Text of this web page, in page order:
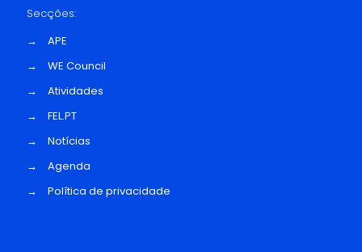
Secções:
→
APE
→
WE Council
→
Atividades
→
FEL.PT
→
Notícias
→
Agenda
→
Política de privacidade